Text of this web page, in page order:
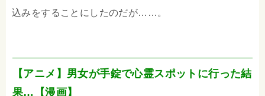
込みをすることにしたのだが……。
【アニメ】男女が手錠で心霊スポットに行った結
果…【漫画】